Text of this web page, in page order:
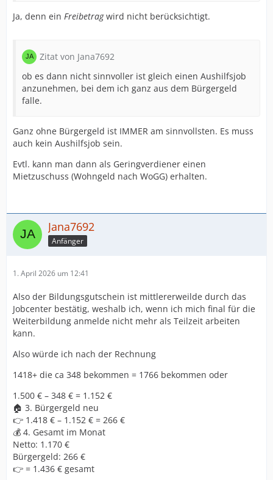
Ja, denn ein Freibetragwird nicht berücksichtigt.
Zitat von Jana7692
ob es dann nicht sinnvoller ist gleich einen Aushilfsjob
anzunehmen, bei dem ich ganz aus dem Bürgergeld
falle.
Ganz ohne Bürgergeld ist IMMER am sinnvollsten. Es muss
auch kein Aushilfsjob sein.
Evtl. kann man dann als Geringverdiener einen
Mietzuschuss (Wohngeld nach WoGG) erhalten.
Jana7692
Anfänger
1. April 2026 um 12:41
Also der Bildungsgutschein ist mittlererweilde durch das
Jobcenter bestätig, weshalb ich, wenn ich mich final für die
Weiterbildung anmelde nicht mehr als Teilzeit arbeiten
kann.
Also würde ich nach der Rechnung
1418+ die ca 348 bekommen = 1766 bekommen oder
1.500 € – 348 € = 1.152 €
🏠 3. Bürgergeld neu
👉 1.418 € – 1.152 € = 266 €
💰 4. Gesamt im Monat
Netto: 1.170 €
Bürgergeld: 266 €
👉 = 1.436 € gesamt